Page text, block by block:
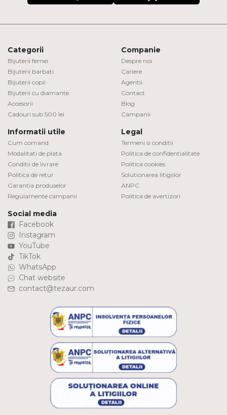
Categorii
Bijuterii femei
Bijuterii barbati
Bijuterii copii
Bijuterii cu diamante
Accesorii
Cadouri sub 500 lei
Companie
Despre noi
Cariere
Agentii
Contact
Blog
Campanii
Informatii utile
Cum comand
Modalitati de plata
Conditii de livrare
Politica de retur
Garantia produselor
Regulamente campanii
Legal
Termeni si conditii
Politica de confidentialitate
Politica cookies
Solutionarea litigiilor
ANPC
Politica de avertizori
Social media
Facebook
Instagram
YouTube
TikTok
WhatsApp
Chat website
contact@tezaur.com